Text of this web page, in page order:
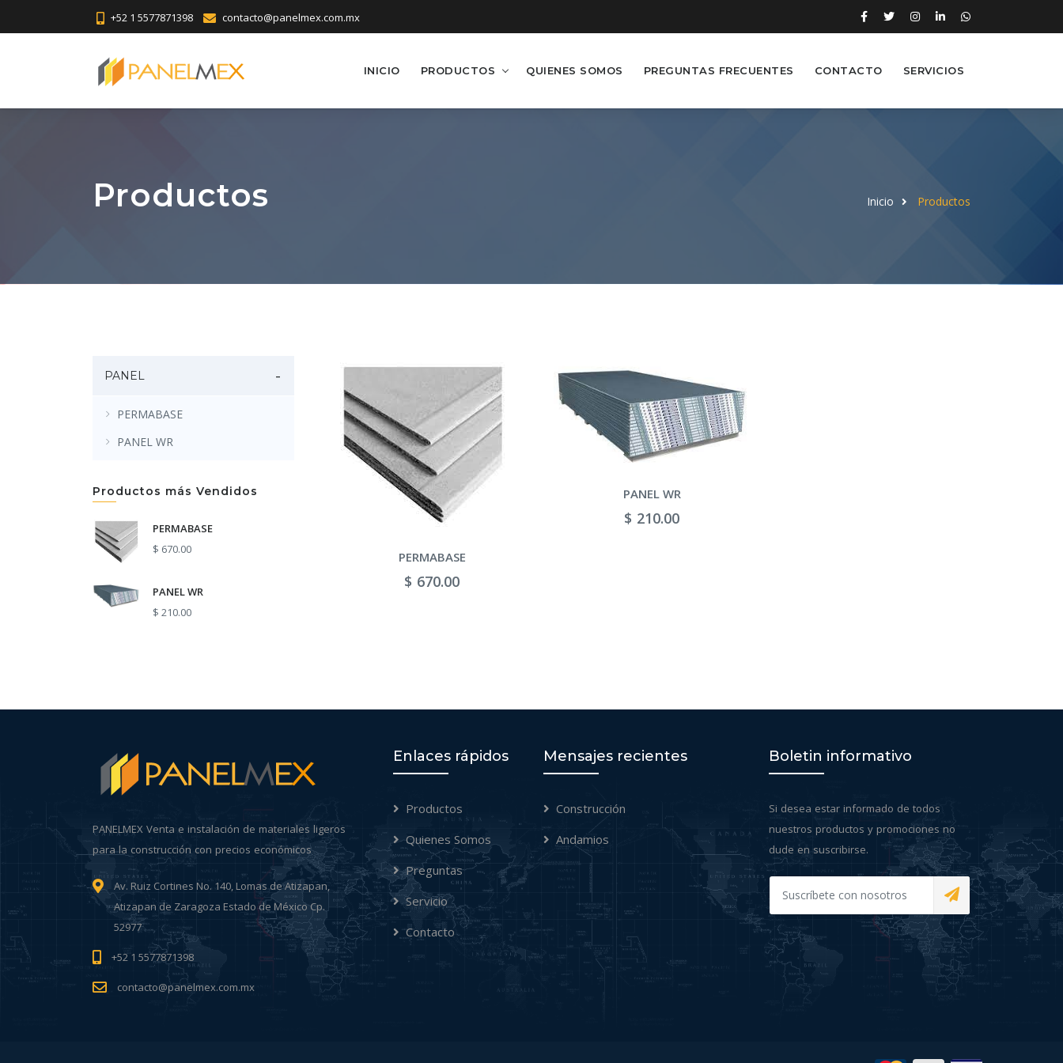
+52 1 5577871398 contacto@panelmex.com.mx
INICIO PRODUCTOS QUIENES SOMOS PREGUNTAS FRECUENTES CONTACTO SERVICIOS
Productos Inicio Productos
PANEL
PERMABASE
PANEL WR
Productos más Vendidos
PERMABASE
$ 670.00
PANEL WR
$ 210.00
PERMABASE
$ 670.00
PANEL WR
$ 210.00
PANELMEX Venta e instalación de materiales ligeros
para la construcción con precios económicos
Av. Ruiz Cortines No. 140, Lomas de Atizapan,
Atizapan de Zaragoza Estado de México Cp.
52977
+52 1 5577871398
contacto@panelmex.com.mx
Enlaces rápidos
Productos
Quienes Somos
Preguntas
Servicio
Contacto
Mensajes recientes
Construcción
Andamios
Boletin informativo
Si desea estar informado de todos
nuestros productos y promociones no
dude en suscribirse.